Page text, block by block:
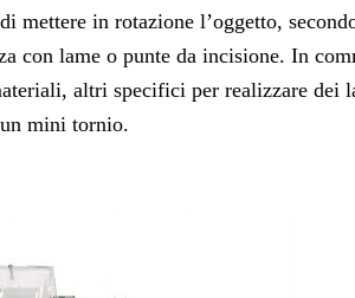
mettere in rotazione l’oggetto,
con lame o punte da incisione. In
altri specifici per realizzare dei
mini tornio.